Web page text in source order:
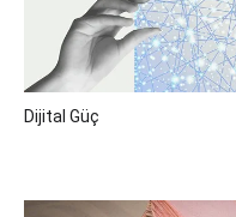
Dijital Güç